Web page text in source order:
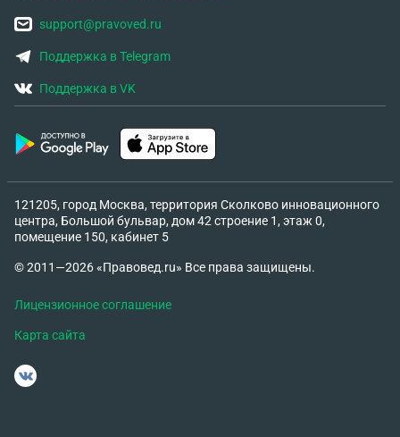
support@pravoved.ru
Поддержка в Telegram
Поддержка в VK
121205, город Москва, территория Сколково инновационного
центра, Большой бульвар, дом 42 строение 1, этаж 0,
помещение 150, кабинет 5
© 2011—2026 «Правовед.ru» Все права защищены.
Лицензионное соглашение
Карта сайта